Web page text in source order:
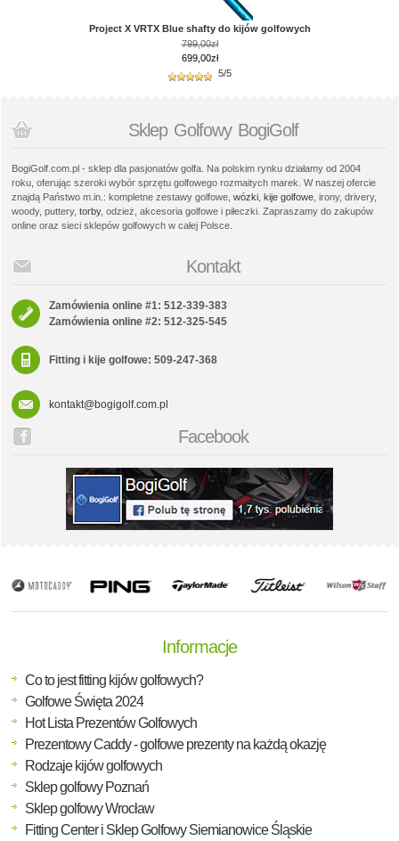
Project X VRTX Blue shafty do kijów golfowych
799,00zł
699,00zł
5/5
Sklep Golfowy BogiGolf
BogiGolf.com.pl - sklep dla pasjonatów golfa. Na polskim rynku działamy od 2004
roku, oferując szeroki wybór sprzętu golfowego rozmaitych marek. W naszej ofercie
znajdą Państwo m.in.: kompletne zestawy golfowe, wózki kije golfowe , irony, drivery,
woody, puttery, torby, odzież, akcesoria golfowe i piłeczki. Zapraszamy do zakupów
online oraz sieci sklepów golfowych w całej Polsce.
Kontakt
Zamówienia online #1: 512-339-383
Zamówienia online #2: 512-325-545
Fitting i kije golfowe: 509-247-368
kontakt@bogigolf.com.pl
Facebook
Informacje
Co to jest fitting kijów golfowych?
Golfowe Święta 2024
Hot Lista Prezentów Golfowych
Prezentowy Caddy - golfowe prezenty na każdą okazję
Rodzaje kijów golfowych
Sklep golfowy Poznań
Sklep golfowy Wrocław
Fitting Center i Sklep Golfowy Siemianowice Śląskie